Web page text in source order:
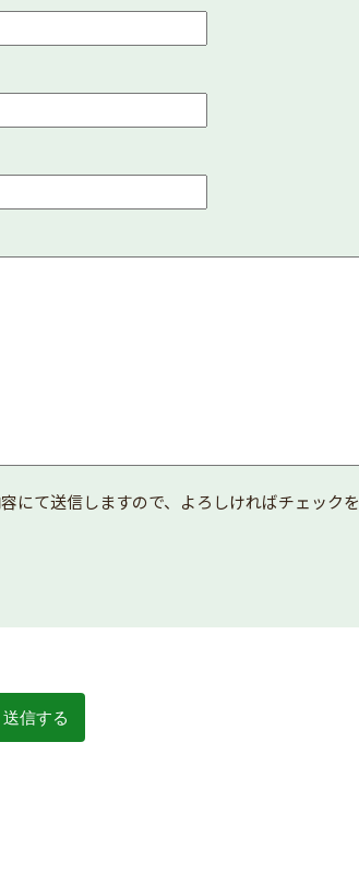
にて送信しますので、よろしければチェックを